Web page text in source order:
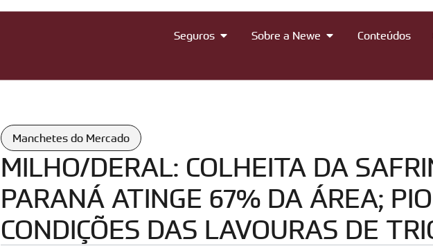
Seguros Sobre a Newe Conteúdos
Manchetes do Mercado
MILHO/DERAL: COLHEITA DA
PARANÁ ATINGE 67% DA ÁREA;
CONDIÇÕES DAS LAVOURAS DE